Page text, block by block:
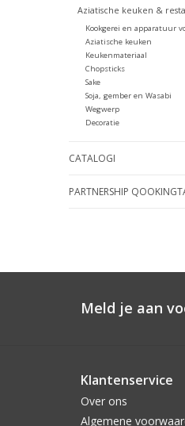
Aziatische keuken &
Kookgerei en apparatuur
Aziatische keuken
Keukenmateriaal
Chopsticks
Sake
Soja, gember en Wasabi
Wegwerp
Decoratie
CATALOGI
PARTNERSHIP
Meld je aan
Klantenservice
Over ons
Algemene